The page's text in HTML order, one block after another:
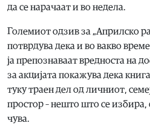
да се нарачаат и во недела.
Големиот одзив за „Априлско
потврдува дека и во вакво
ја препознаваат вредноста на
за акцијата покажува дека
туку траен дел од личниот,
простор – нешто што се избира,
чува.